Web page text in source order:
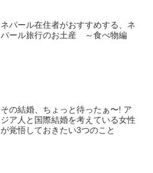
ネパール在住者がおすすめする、ネ
パール旅行のお土産 ～食べ物編
その結婚、ちょっと待ったぁ〜! ア
ジア人と国際結婚を考えている女性
が覚悟しておきたい3つのこと